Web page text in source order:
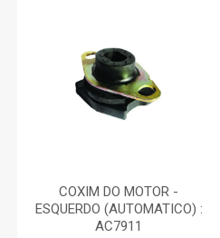
COXIM DO MOTOR -
ESQUERDO (AUTOMATICO) :
AC7911